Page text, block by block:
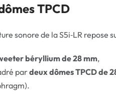
TPCD
sonore de la S5i‑LR repose
béryllium de 28 mm,
pardeux dômes TPCD de